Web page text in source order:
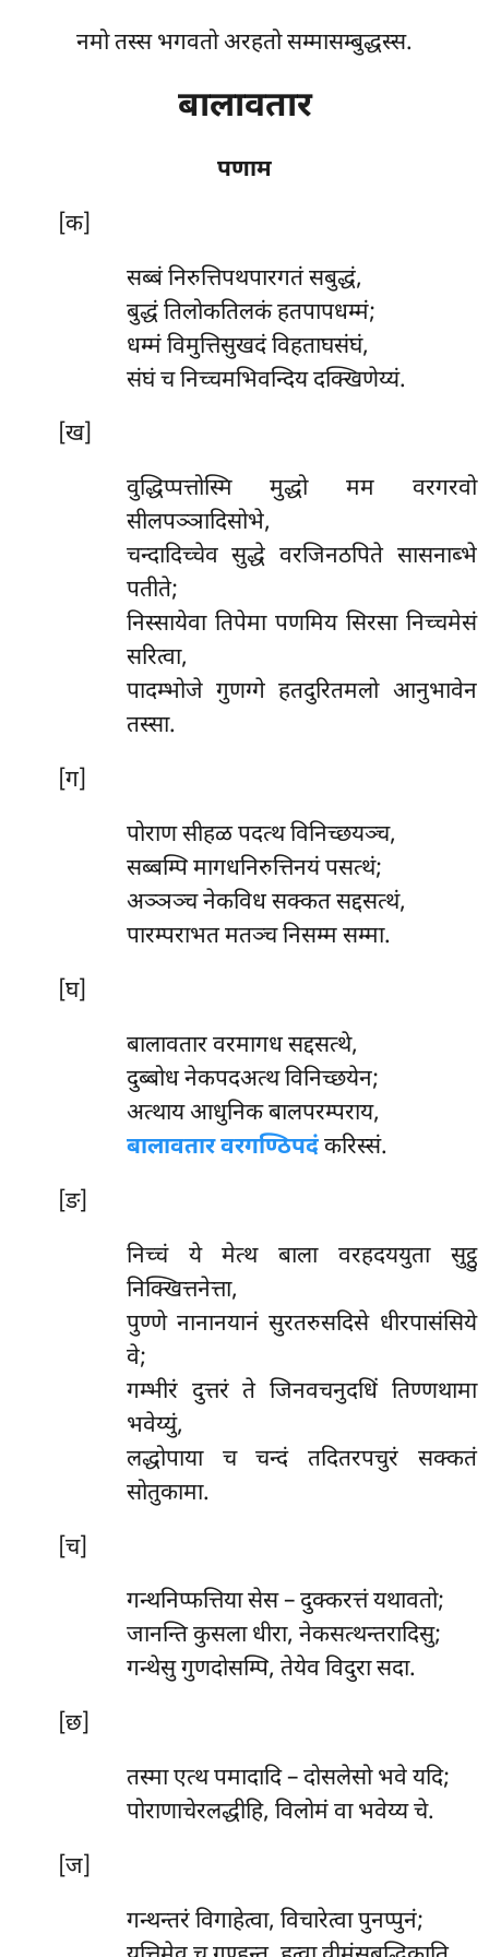
नमो तस्स भगवतो अरहतो सम्मासम्बुद्धस्स.
बालावतार
पणाम
[क]
सब्बं निरुत्तिपथपारगतं सबुद्धं,
बुद्धं तिलोकतिलकं हतपापधम्मं;
धम्मं विमुत्तिसुखदं विहताघसंघं,
संघं च निच्चमभिवन्दिय दक्खिणेय्यं.
[ख]
वुद्धिप्पत्तोस्मि मुद्धो मम वरगरवो
सीलपञ्ञादिसोभे,
चन्दादिच्चेव सुद्धे वरजिनठपिते सासनाब्भे
पतीते;
निस्सायेवा तिपेमा पणमिय सिरसा निच्चमेसं
सरित्वा,
पादम्भोजे गुणग्गे हतदुरितमलो आनुभावेन
तस्सा.
[ग]
पोराण सीहळ पदत्थ विनिच्छयञ्च,
सब्बम्पि मागधनिरुत्तिनयं पसत्थं;
अञ्ञञ्च नेकविध सक्कत सद्दसत्थं,
पारम्पराभत मतञ्च निसम्म सम्मा.
[घ]
बालावतार वरमागध सद्दसत्थे,
दुब्बोध नेकपदअत्थ विनिच्छयेन;
अत्थाय आधुनिक बालपरम्पराय,
बालावतार वरगण्ठिपदंकरिस्सं.
[ङ]
निच्चं ये मेत्थ बाला वरहदययुता सुट्ठु
निक्खित्तनेत्ता,
पुण्णे नानानयानं सुरतरुसदिसे धीरपासंसिये
वे;
गम्भीरं दुत्तरं ते जिनवचनुदधिं तिण्णथामा
भवेय्युं,
लद्धोपाया च चन्दं तदितरपचुरं सक्कतं
सोतुकामा.
[च]
गन्थनिप्फत्तिया सेस – दुक्करत्तं यथावतो;
जानन्ति कुसला धीरा, नेकसत्थन्तरादिसु;
गन्थेसु गुणदोसम्पि, तेयेव विदुरा सदा.
[छ]
तस्मा एत्थ पमादादि – दोसलेसो भवे यदि;
पोराणाचेरलद्धीहि, विलोमं वा भवेय्य चे.
[ज]
गन्थन्तरं विगाहेत्वा, विचारेत्वा पुनप्पुनं;